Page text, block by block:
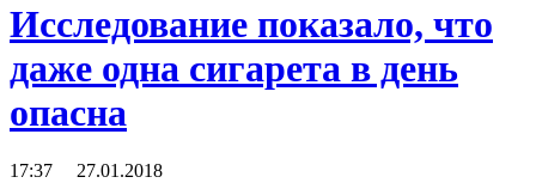
Исследование показало, что
даже одна сигарета в день
опасна
17:37 27.01.2018